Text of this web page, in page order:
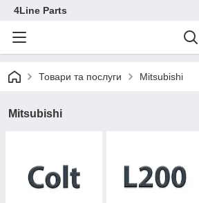
4Line Parts
Товари та послуги Mitsubishi
Mitsubishi